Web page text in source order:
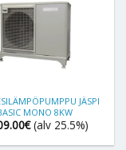
JÄSPI
MONO 8KW
€ (alv 25.5%)